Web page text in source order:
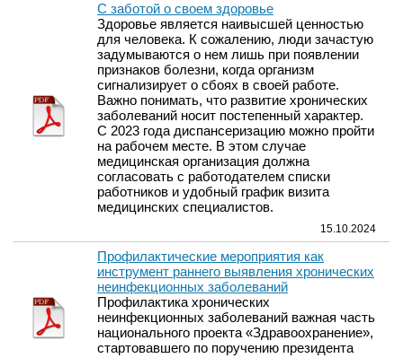
С заботой о своем здоровье
Здоровье является наивысшей ценностью
для человека. К сожалению, люди зачастую
задумываются о нем лишь при появлении
признаков болезни, когда организм
сигнализирует о сбоях в своей работе.
Важно понимать, что развитие хронических
заболеваний носит постепенный характер.
С 2023 года диспансеризацию можно пройти
на рабочем месте. В этом случае
медицинская организация должна
согласовать с работодателем списки
работников и удобный график визита
медицинских специалистов.
15.10.2024
Профилактические мероприятия как
инструмент раннего выявления хронических
неинфекционных заболеваний
Профилактика хронических
неинфекционных заболеваний важная часть
национального проекта «Здравоохранение»,
стартовавшего по поручению президента